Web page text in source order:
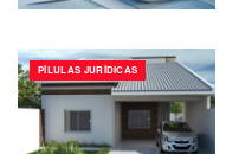
PÍLULAS JURÍDICAS